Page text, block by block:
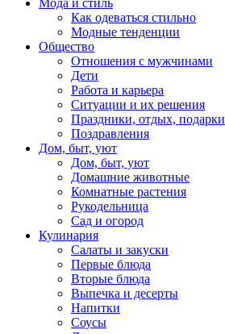
Мода и стиль
Как одеваться стильно
Модные тенденции
Общество
Отношения с мужчинами
Дети
Работа и карьера
Ситуации и их решения
Праздники, отдых, подарки
Поздравления
Дом, быт, уют
Дом, быт, уют
Домашние животные
Комнатные растения
Рукодельница
Сад и огород
Кулинария
Салаты и закуски
Первые блюда
Вторые блюда
Выпечка и десерты
Напитки
Соусы